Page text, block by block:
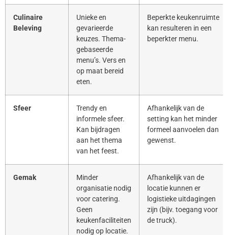
Culinaire
Beleving
Unieke en
gevarieerde
keuzes. Thema-
gebaseerde
menu’s. Vers en
op maat bereid
eten.
Beperkte keukenruimte
kan resulteren in een
beperkter menu.
Sfeer
Trendy en
informele sfeer.
Kan bijdragen
aan het thema
van het feest.
Afhankelijk van de
setting kan het minder
formeel aanvoelen dan
gewenst.
Gemak
Minder
organisatie nodig
voor catering.
Geen
keukenfaciliteiten
nodig op locatie.
Afhankelijk van de
locatie kunnen er
logistieke uitdagingen
zijn (bijv. toegang voor
de truck).